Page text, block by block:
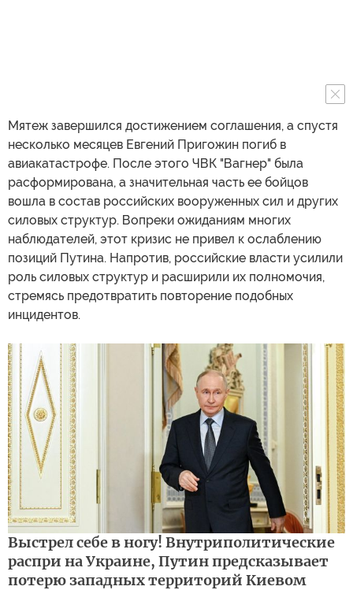
Мятеж завершился достижением соглашения, а спустя
несколько месяцев Евгений Пригожин погиб в
авиакатастрофе. После этого ЧВК "Вагнер" была
расформирована, а значительная часть ее бойцов
вошла в состав российских вооруженных сил и других
силовых структур. Вопреки ожиданиям многих
наблюдателей, этот кризис не привел к ослаблению
позиций Путина. Напротив, российские власти усилили
роль силовых структур и расширили их полномочия,
стремясь предотвратить повторение подобных
инцидентов.
Выстрел себе в ногу! Внутриполитические
распри на Украине, Путин предсказывает
потерю западных территорий Киевом